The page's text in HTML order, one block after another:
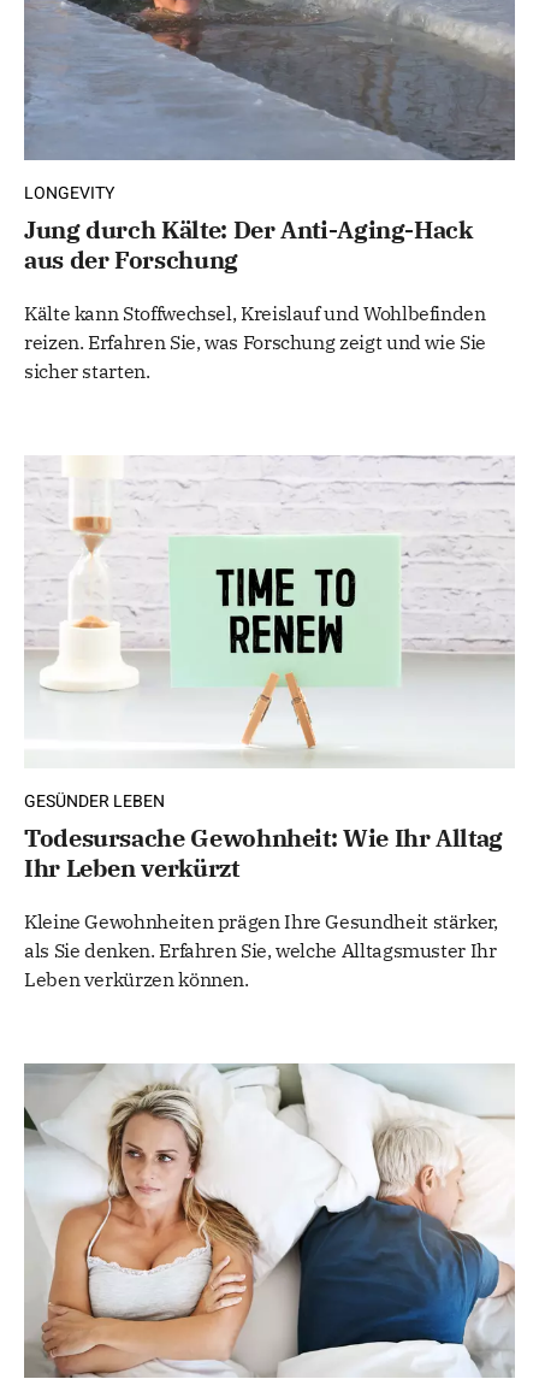
LONGEVITY
Jung durch Kälte: Der Anti-Aging-Hack
aus der Forschung
Kälte kann Stoffwechsel, Kreislauf und Wohlbefinden
reizen. Erfahren Sie, was Forschung zeigt und wie Sie
sicher starten.
GESÜNDER LEBEN
Todesursache Gewohnheit: Wie Ihr Alltag
Ihr Leben verkürzt
Kleine Gewohnheiten prägen Ihre Gesundheit stärker,
als Sie denken. Erfahren Sie, welche Alltagsmuster Ihr
Leben verkürzen können.